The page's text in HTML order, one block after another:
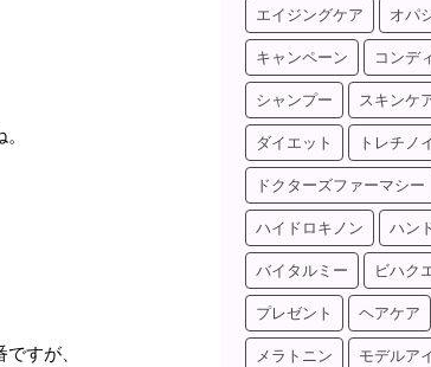
すが、
エイジングケア オパ
キャンペーン コンデ
シャンプー スキンケ
ダイエット トレチノ
ドクターズファーマシー
ハイドロキノン ハン
バイタルミー ビハク
プレゼント ヘアケア
メラトニン モデルア